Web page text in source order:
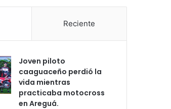
Reciente
Joven piloto
caaguaceño perdió la
vida mientras
practicaba motocross
en Areguá.